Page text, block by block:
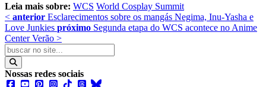
Leia mais sobre: WCS World Cosplay Summit
< anterior Esclarecimentos sobre os mangás Negima, Inu-Yasha e
Love Junkies próximo Segunda etapa do WCS acontece no Anime
Center Verão >
Nossas redes sociais